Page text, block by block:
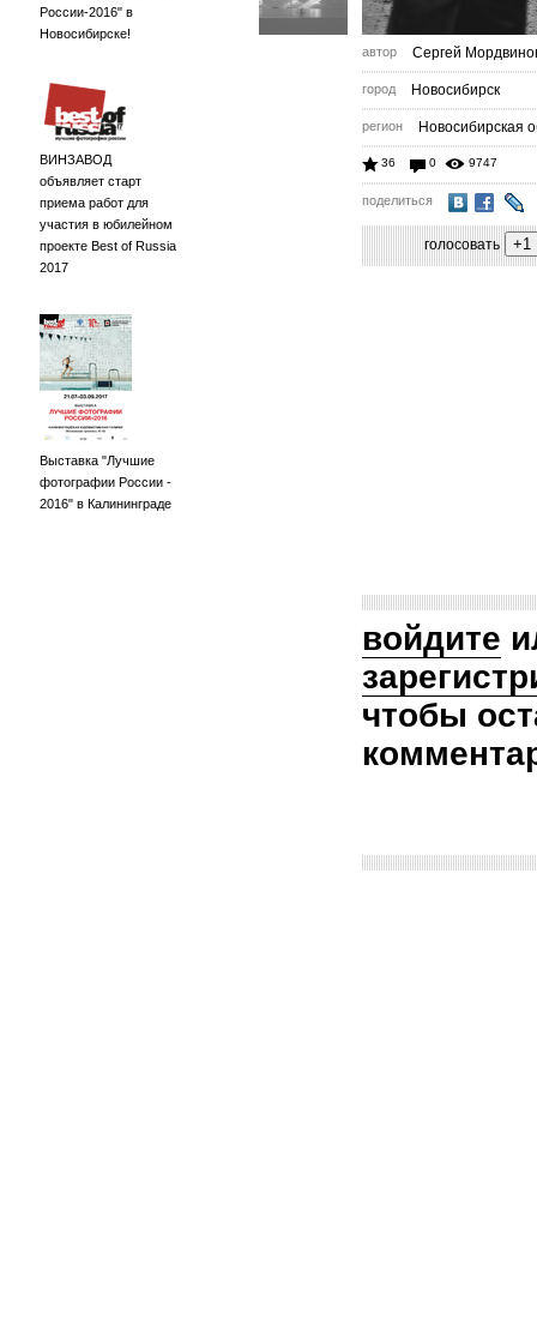
России-2016" в
Новосибирске!
ВИНЗАВОД
объявляет старт
приема работ для
участия в юбилейном
проекте Best of Russia
2017
Выставка "Лучшие
фотографии России -
2016" в Калининграде
автор Сергей
город Новосибирск
регион Новосибирская
36 0 9747
поделиться
голосовать
войдите
чтобы